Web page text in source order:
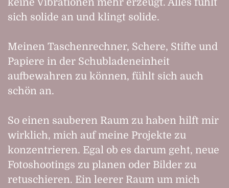
sich solide an und klingt solide.
Meinen Taschenrechner, Schere, Stifte und
Papiere in der Schubladeneinheit
aufbewahren zu können, fühlt sich auch
schön an.
So einen sauberen Raum zu haben hilft mir
wirklich, mich auf meine Projekte zu
konzentrieren. Egal ob es darum geht, neue
Fotoshootings zu planen oder Bilder zu
retuschieren. Ein leerer Raum um mich